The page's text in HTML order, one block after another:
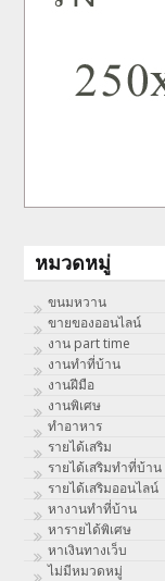
หมวดหมู่
ขนมหวาน
ขายของออนไลน์
งาน part time
งานทําที่บ้าน
งานฝีมือ
งานพิเศษ
ทําอาหาร
รายได้เสริม
รายได้เสริมทำที่บ้าน
รายได้เสริมออนไลน์
หางานทำที่บ้าน
หารายได้พิเศษ
หาเงินทางเว็บ
ไม่มีหมวดหมู่